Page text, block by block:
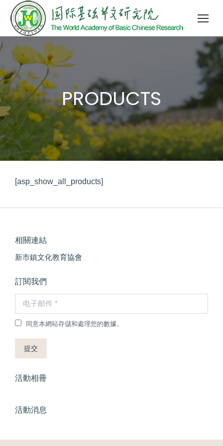
PRODUCTS
[asp_show_all_products]
相關連結
新市鎮文化教育協會
訂閱我們
电子邮件 *
同意本網站存儲和處理您的數據。
提交
活動相冊
活動消息